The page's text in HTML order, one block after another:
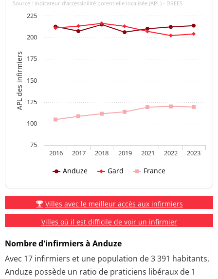
APL des infirmiers
Source : indicateur d’accessibilité potentielle localisée (APL) - DREES
Anduze Gard France
2016 2017 2018 2019 2021 2022 2023
75
100
125
150
175
200
225
Villes avec le meilleur accès aux infirmiers
Villes où il est difficile de voir un infirmier
Nombre d'infirmiers à Anduze
Avec 17 infirmiers et une population de 3 391 habitants,
Anduze possède un ratio de praticiens libéraux de 1